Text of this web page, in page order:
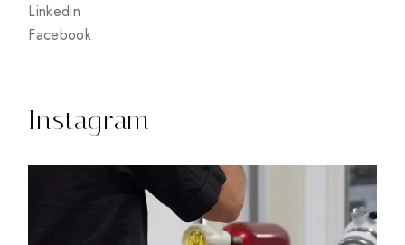
Linkedin
Facebook
Instagram
11